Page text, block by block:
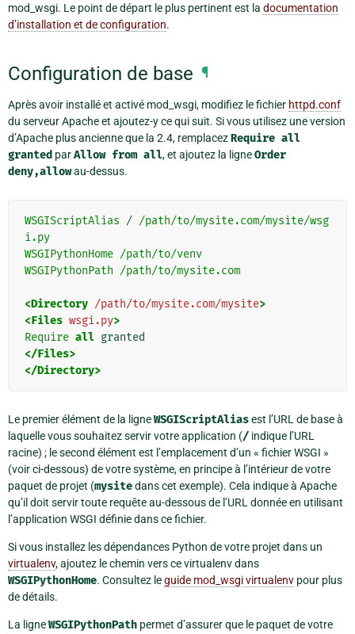
mod_wsgi. Le point de départ le plus pertinent est la documentation
d’installation et de configuration.
Configuration de base ¶
Après avoir installé et activé mod_wsgi, modifiez le fichier httpd.conf
du serveur Apache et ajoutez-y ce qui suit. Si vous utilisez une version
d’Apache plus ancienne que la 2.4, remplacezRequire all
granted parAllow from all, et ajoutez la ligneOrder
deny,allowau-dessus.
WSGIScriptAlias / /path/to/mysite.com/mysite/wsg
i.py
WSGIPythonHome /path/to/venv
WSGIPythonPath /path/to/mysite.com
<Directory /path/to/mysite.com/mysite>
<Files wsgi.py>
Require all
</Files>
</Directory>
Le premier élément de la ligneWSGIScriptAliasest l’URL de base à
laquelle vous souhaitez servir votre application (/ indique l’URL
racine) ; le second élément est l’emplacement d’un « fichier WSGI »
(voir ci-dessous) de votre système, en principe à l’intérieur de votre
paquet de projet (mysitedans cet exemple). Cela indique à Apache
qu’il doit servir toute requête au-dessous de l’URL donnée en utilisant
l’application WSGI définie dans ce fichier.
Si vous installez les dépendances Python de votre projet dans un
virtualenv, ajoutez le chemin vers ce virtualenv dans
WSGIPythonHome. Consultez leguide mod_wsgi virtualenv pour plus
de détails.
La ligneWSGIPythonPath permet d’assurer que le paquet de votre